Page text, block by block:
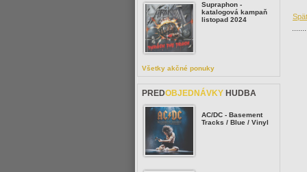
Supraphon -
katalogová kampaň
listopad 2024
Všetky akčné ponuky
PREDOBJEDNÁVKY HUDBA
AC/DC - Basement
Tracks / Blue / Vinyl